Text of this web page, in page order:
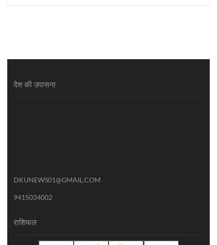
देश की उपासना
DKUNEWS01@GMAIL.COM
9415034002
राशिफल